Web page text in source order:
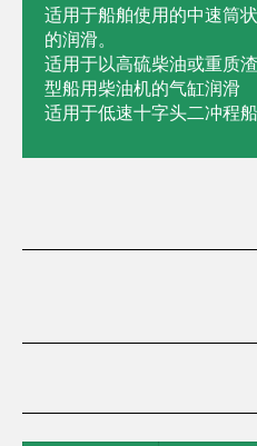
适用于船舶使用的中速筒
的润滑。
适用于以高硫柴油或重质
型船用柴油机的气缸润滑
适用于低速十字头二冲程